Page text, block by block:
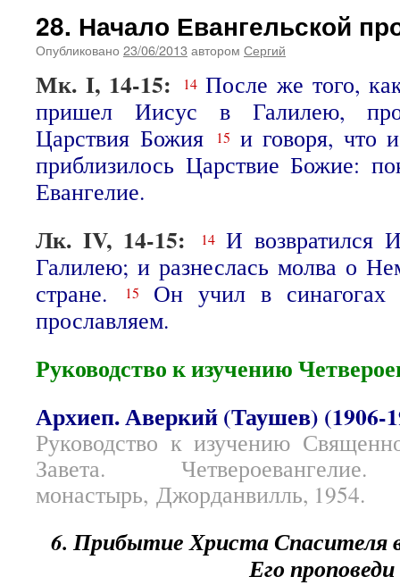
28. Начало Евангельской
Опубликовано 23/06/2013 автором Сергий
Мк. I, 14-15: 14 После же того,
пришел Иисус в Галилею,
Царствия Божия
15 и говоря, что
приблизилось Царствие Божие:
Евангелие.
Лк. IV, 14-15: 14 И возвратился
Галилею; и разнеслась молва о
стране.
15 Он учил в
прославляем.
Руководство к изучению
Архиеп. Аверкий (Таушев) (1906-
Руководство к изучению
Завета.
монастырь, Джорданвилль, 1954.
6. Прибытие Христа Спасителя
Его проповеди